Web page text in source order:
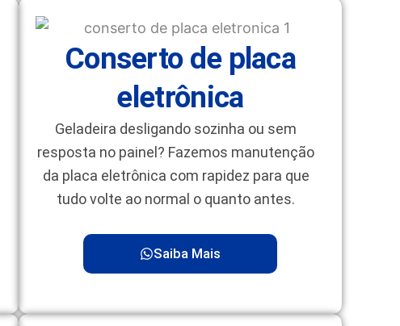
Conserto de placa
eletrônica
Geladeira desligando sozinha ou sem
resposta no painel? Fazemos manutenção
da placa eletrônica com rapidez para que
tudo volte ao normal o quanto antes.
Saiba Mais